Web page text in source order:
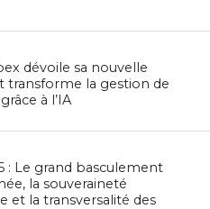
dévoile sa nouvelle
transforme la gestion de
à l’IA
: Le grand basculement
la souveraineté
et la transversalité des